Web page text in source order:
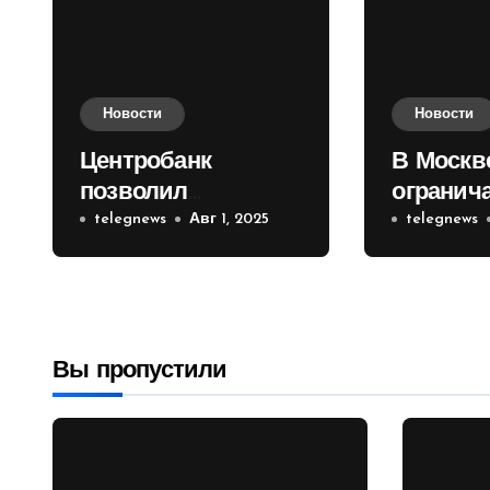
Новости
Центробанк
позволил
инвесторам из
враждебных
telegnews Авг 1, 2025
Новости
В
telegnews
Вы пропустили